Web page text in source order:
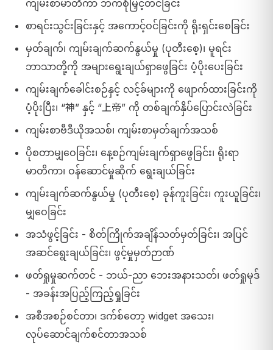
ကျမ်းစာမာတိကာ ဘက်စုံမြှင့်တင်ခြင်း
စာရင်းသွင်းခြင်းနှင့် အကောင့်ဝင်ခြင်းကို ရိုးရှင်းစေခြင်း
မှတ်ချက်၊ ကျမ်းချက်ဆက်နွယ်မှု (ပုတီးစေ့)၊ မူရင်း
ဘာသာတို့ကို အများရွေးချယ်ရှာဖွေခြင်း ပံ့ပိုးပေးခြင်း
ကျမ်းချက်ခေါင်းစဉ်နှင့် လင့်ခ်များကို ဖျောက်ထားခြင်းကို
ပံ့ပိုးပြီး၊ “神” နှင့် “上帝” ကို တစ်ချက်နှိပ်ပြောင်းလဲခြင်း
ကျမ်းစာဗီဒီယိုအသစ်၊ ကျမ်းစာမှတ်ချက်အသစ်
ပိုစတာမျှဝေခြင်း၊ နေ့စဉ်ကျမ်းချက်ရှာဖွေခြင်း၊ ရိုးရာ
မာတိကာ၊ ဝန်ဆောင်မှုဆိုက် ရွေးချယ်ခြင်း
ကျမ်းချက်ဆက်နွယ်မှု (ပုတီးစေ့) ခုန်ကူးခြင်း၊ ကူးယူခြင်း၊
မျှဝေခြင်း
အသံဖွင့်ခြင်း - စိတ်ကြိုက်အချိန်သတ်မှတ်ခြင်း၊ အပြင်
အဆင်ရွေးချယ်ခြင်း၊ ဖွင့်မှုမှတ်ဉာဏ်
ဖတ်ရှုမှုဆက်တင် - ဘယ်-ညာ ဘေးအနားသတ်၊ ဖတ်ရှုမုဒ်
- အခန်းအပြည့်ကြည့်ရှုခြင်း
အစီအစဉ်စင်တာ၊ ဒက်စ်တော့ widget အသေး၊
လုပ်ဆောင်ချက်စင်တာအသစ်